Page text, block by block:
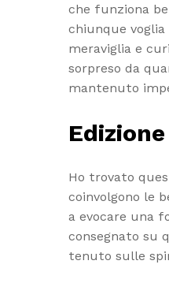
che funziona
chiunque
meraviglia e
sorpreso da
mantenuto
Ho trovato
coinvolgono le
a evocare una
consegnato su
tenuto sulle